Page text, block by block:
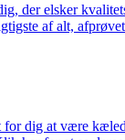
der elsker
af alt,
dig at være